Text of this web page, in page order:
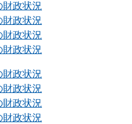
財政状況
財政状況
財政状況
財政状況
財政状況
財政状況
財政状況
財政状況